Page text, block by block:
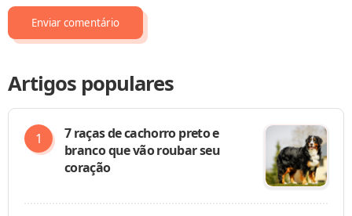
Artigos populares
7 raças de cachorro preto e
branco que vão roubar seu
coração